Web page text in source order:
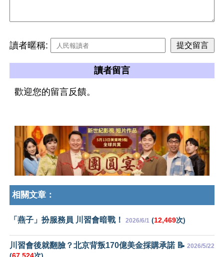
讀者暱稱:
讀者留言
歡迎您的留言反饋。
相關文章：
「燕子」扮服務員 川習會暗戰！ 2026/6/1 (12,469次)
川習會後就翻臉？北京背叛170億美金採購承諾 📝 2026/5/22